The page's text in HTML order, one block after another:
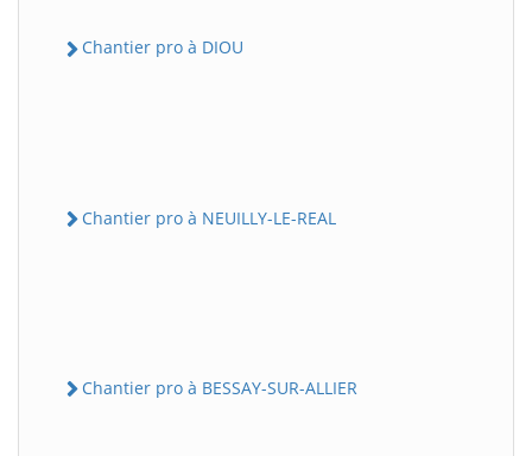
Chantier pro à DIOU
Chantier pro à NEUILLY-LE-REAL
Chantier pro à BESSAY-SUR-ALLIER